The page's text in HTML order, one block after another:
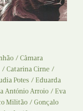
Câmara
Catarina Cirne
Potes
Eduarda
António Arroio
Eva
Militão
Gonçalo